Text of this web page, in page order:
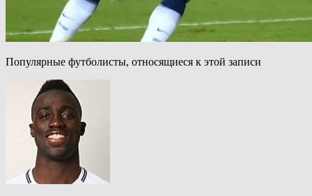
Популярные футболисты, относящиеся к этой записи